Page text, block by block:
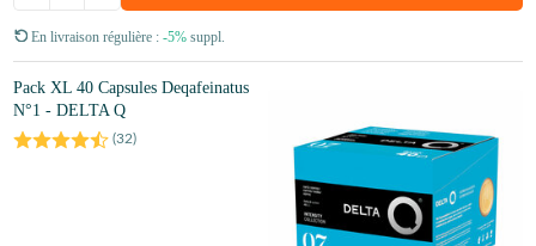
En livraison régulière : -5% suppl.
Pack XL 40 Capsules Deqafeinatus
N°1 - DELTA Q
(32)